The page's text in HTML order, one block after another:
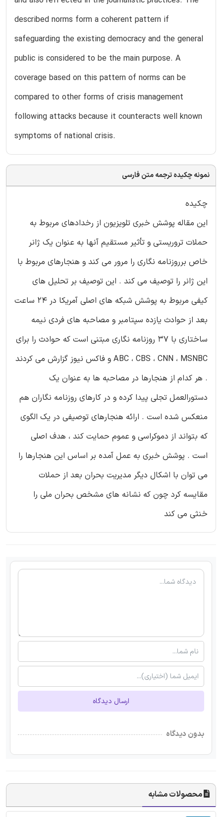
described norms form a coherent pattern if
safeguarding the existing democracy and the general
public is considered to be the main purpose. A
coverage based on this pattern of norms can be
compared to other forms of crisis management
following attacks because it counteracts well known
symptoms of national crisis.
نمونه چکیده ترجمه متن فارسی
چکیده
این مقاله پوشش خبری تلویزیون از رخدادهای مربوط به
حملات تروریستی و تأثیر مستقیم آنها به عنوان یک ژانر
خاص برروزنامه نگاری را مرور می کند و هنجارهای مربوط با
این ژانر را توصیف می کند . این توصیف بر تحلیل های
کیفی مربوط به پوشش شبکه های اصلی آمریکا در 24 ساعت
بعد از حوادث یازده سپتامبر و مصاحبه های فردی نیمه
ساختاری با 37 روزنامه نگاری مبتنی است که حوادث را برای
ABC ، CBS ، CNN ، MSNBC و فاکس نیوز گزارش می کردند
. هر کدام از هنجارها در مصاحبه ها به عنوان یک
دستورالعمل تجلی پیدا کرده و در کارهای روزنامه نگاران هم
منعکس شده است . ارائه هنجارهای توصیفی در یک الگوی
که بتواند از دموکراسی و عموم حمایت کند ، هدف اصلی
است . پوشش خبری به عمل آمده بر اساس این هنجارها را
می توان با اشکال دیگر مدیریت بحران بعد از حملات
مقایسه کرد چون که نشانه های مشخص بحران ملی را
خنثی می کند
ارسال دیدگاه
بدون دیدگاه
محصولات مشابه